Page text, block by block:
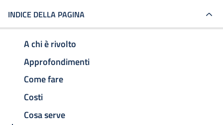
INDICE DELLA PAGINA
A chi è rivolto
Approfondimenti
Come fare
Costi
Cosa serve